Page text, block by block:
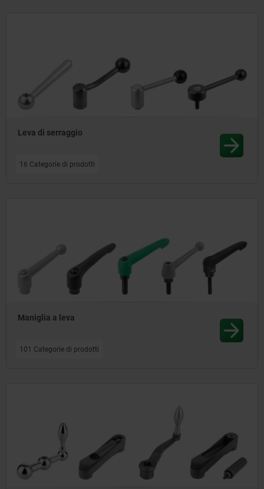
Leva di serraggio
16 Categorie di prodotti
Maniglia a leva
101 Categorie di prodotti